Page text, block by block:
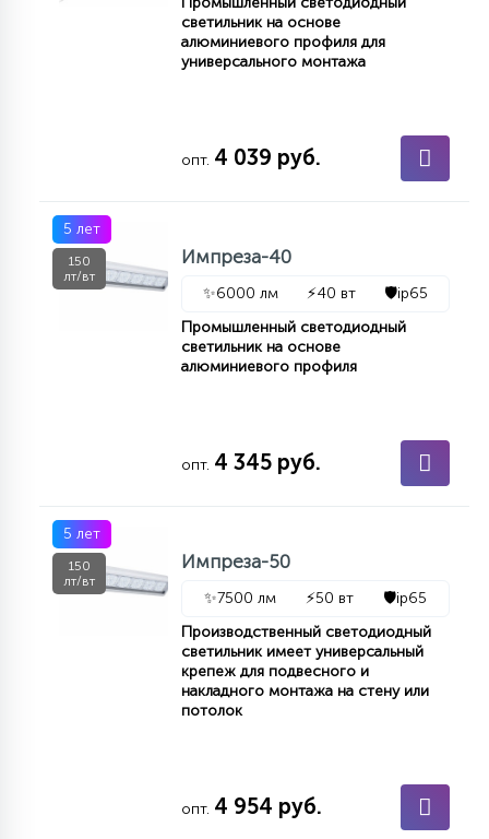
светильник на основе
алюминиевого профиля для
универсального монтажа
опт. 4 039 руб.
5 лет
150
лт/вт
Импреза-40
✨6000 лм ⚡40 вт 🛡️ip65
Промышленный светодиодный
светильник на основе
алюминиевого профиля
опт. 4 345 руб.
5 лет
150
лт/вт
Импреза-50
✨7500 лм ⚡50 вт 🛡️ip65
Производственный светодиодный
светильник имеет универсальный
крепеж для подвесного и
накладного монтажа на стену или
потолок
опт. 4 954 руб.